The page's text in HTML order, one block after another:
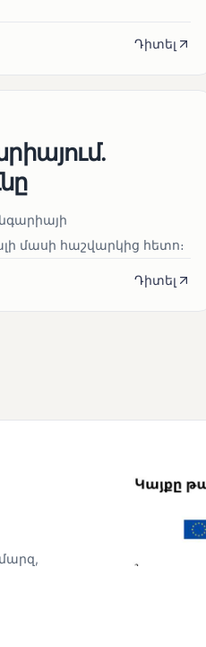
Դիտել
մասի հաշվարկից հետո։
Դիտել